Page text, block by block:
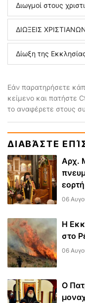
Διωγμοί στους
ΔΙΩΞΕΙΣ
Δίωξη της
Εάν παρατηρήσετε
κείμενο και πατήστε
το αναφέρετε στους
ΔΙΑΒΆΣΤΕ
Αρχ.
εορτή
06
Η
στο
06
Ο